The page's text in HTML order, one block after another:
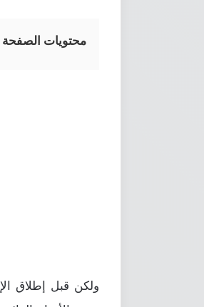
محتويات الصفحة